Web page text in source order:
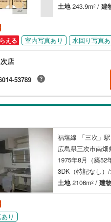
土地243.9m2 / 建
える 室内写真あり 水回り写真あ
店
53789
福塩線 「三次」
広島県三次市南畑
1975年8月（築52
3DK（特記なし）
土地2106m2 / 建
り
この条件で検
この条件で検
この条件で検
駅が始発駅
ダイニング15畳以上
キッチン（0）
、契約、入居関連など